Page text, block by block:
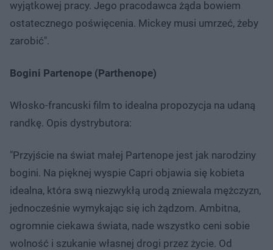
wyjątkowej pracy. Jego pracodawca żąda bowiem
ostatecznego poświęcenia. Mickey musi umrzeć, żeby
zarobić".
Bogini Partenope (Parthenope)
Włosko-francuski film to idealna propozycja na udaną
randkę. Opis dystrybutora:
"Przyjście na świat małej Partenope jest jak narodziny
bogini. Na pięknej wyspie Capri objawia się kobieta
idealna, która swą niezwykłą urodą zniewala mężczyzn,
jednocześnie wymykając się ich żądzom. Ambitna,
ogromnie ciekawa świata, nade wszystko ceni sobie
wolność i szukanie własnej drogi przez życie. Od